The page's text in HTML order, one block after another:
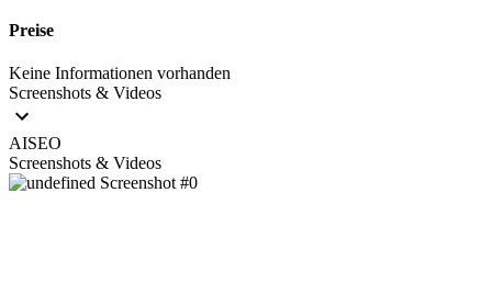
Preise
Keine Informationen vorhanden
Screenshots & Videos
AISEO
Screenshots & Videos